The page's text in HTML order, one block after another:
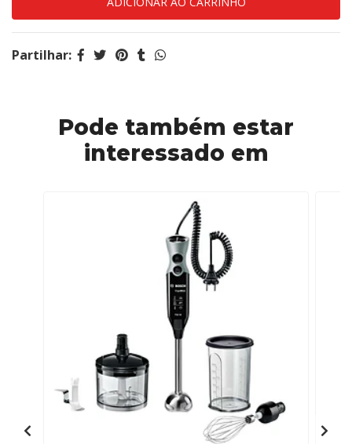
Partilhar:
Pode também estar
interessado em